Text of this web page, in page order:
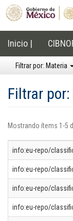
Inicio |
Filtrar por: Materia
Filtrar
Mostrando ítems 1-5
info:eu-repo/
info:eu-repo/
info:eu-repo/
info:eu-repo/